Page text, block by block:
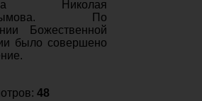
Николая
По
Божественной
было совершено
48